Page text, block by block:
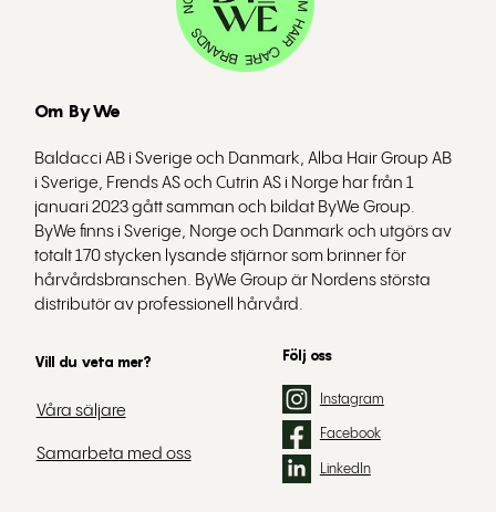
Om ByWe
Baldacci AB i Sverige och Danmark, Alba Hair Group AB
i Sverige, Frends AS och Cutrin AS i Norge har från 1
januari 2023 gått samman och bildat ByWe Group.
ByWe finns i Sverige, Norge och Danmark och utgörs av
totalt 170 stycken lysande stjärnor som brinner för
hårvårdsbranschen. ByWe Group är Nordens största
distributör av professionell hårvård.
Följ oss
Instagram
Facebook
LinkedIn
Våra säljare
Vill du veta mer?
Samarbeta med oss